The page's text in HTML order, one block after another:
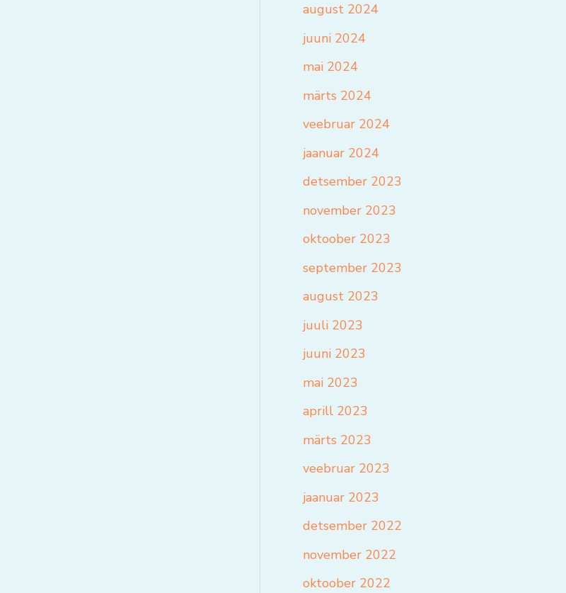
august 2024
juuni 2024
mai 2024
märts 2024
veebruar 2024
jaanuar 2024
detsember 2023
november 2023
oktoober 2023
september 2023
august 2023
juuli 2023
juuni 2023
mai 2023
aprill 2023
märts 2023
veebruar 2023
jaanuar 2023
detsember 2022
november 2022
oktoober 2022